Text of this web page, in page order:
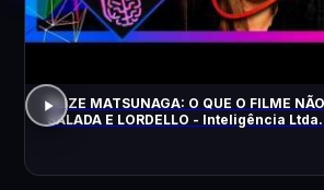
ELIZE MATSUNAGA: O QUE O FILME
SALADA E LORDELLO - Inteligência